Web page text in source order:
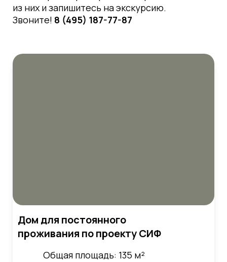
из них изапишитесь на экскурсию.
Звоните! 8 (495) 187-77-87
Дом для постоянного
проживания по проекту СИФ
Общая площадь: 135 м²